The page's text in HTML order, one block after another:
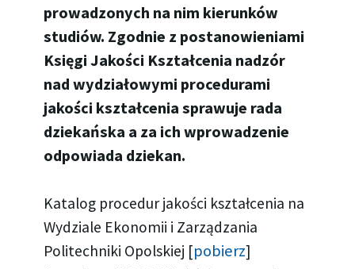
prowadzonych na nim kierunków
studiów. Zgodnie z postanowieniami
Księgi Jakości Kształcenia nadzór
nad wydziałowymi procedurami
jakości kształcenia sprawuje rada
dziekańska a za ich wprowadzenie
odpowiada dziekan.
Katalog procedur jakości kształcenia na
Wydziale Ekonomii i Zarządzania
Politechniki Opolskiej [pobierz]